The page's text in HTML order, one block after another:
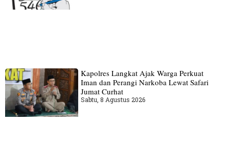
Kapolres Langkat Ajak Warga Perkuat
Iman dan Perangi Narkoba Lewat Safari
Jumat Curhat
Sabtu, 8 Agustus 2026